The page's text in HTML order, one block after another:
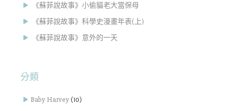
《蘇菲說故事》小偷貓老大當保母
《蘇菲說故事》科學史漫畫年表(上)
《蘇菲說故事》意外的一天
分類
Baby Harvey (10)